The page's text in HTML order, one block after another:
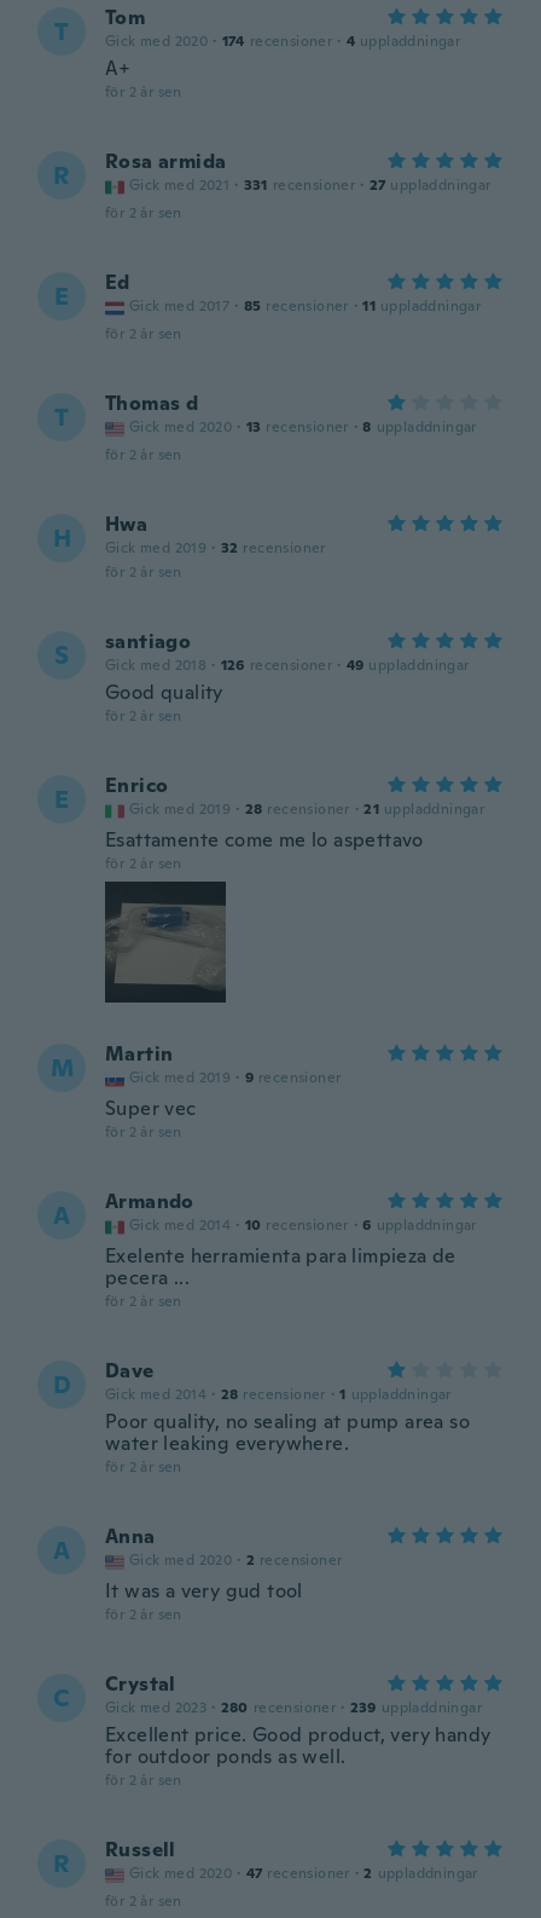
T Tom
Gick med 2020 · 174 recensioner · 4 uppladdningar
A+
för 2 år sen
R Rosa armida
Gick med 2021 · 331 recensioner · 27 uppladdningar
för 2 år sen
E Ed
Gick med 2017 · 85 recensioner · 11 uppladdningar
för 2 år sen
T Thomas d
Gick med 2020 · 13 recensioner · 8 uppladdningar
för 2 år sen
H Hwa
Gick med 2019 · 32 recensioner
för 2 år sen
S santiago
Gick med 2018 · 126 recensioner · 49 uppladdningar
Good quality
för 2 år sen
E Enrico
Gick med 2019 · 28 recensioner · 21 uppladdningar
Esattamente come me lo aspettavo
för 2 år sen
M Martin
Gick med 2019 · 9 recensioner
Super vec
för 2 år sen
A Armando
Gick med 2014 · 10 recensioner · 6 uppladdningar
Exelente herramienta para limpieza de
pecera ...
för 2 år sen
D Dave
Gick med 2014 · 28 recensioner · 1 uppladdningar
Poor quality, no sealing at pump area so
water leaking everywhere.
för 2 år sen
A Anna
Gick med 2020 · 2 recensioner
It was a very gud tool
för 2 år sen
C Crystal
Gick med 2023 · 280 recensioner · 239 uppladdningar
Excellent price. Good product, very handy
for outdoor ponds as well.
för 2 år sen
R Russell
Gick med 2020 · 47 recensioner · 2 uppladdningar
för 2 år sen